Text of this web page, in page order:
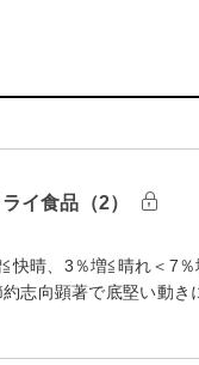
イ食品（2）
晴、3％増≦晴れ＜7％
著で底堅い動きに